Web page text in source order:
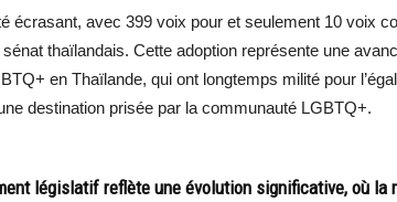
écrasant, avec 399 voix pour et seulement 10 voix
sénat thaïlandais. Cette adoption représente une
en Thaïlande, qui ont longtemps milité pour
destination prisée par la communauté LGBTQ+.
législatif reflète une évolution significative, où la